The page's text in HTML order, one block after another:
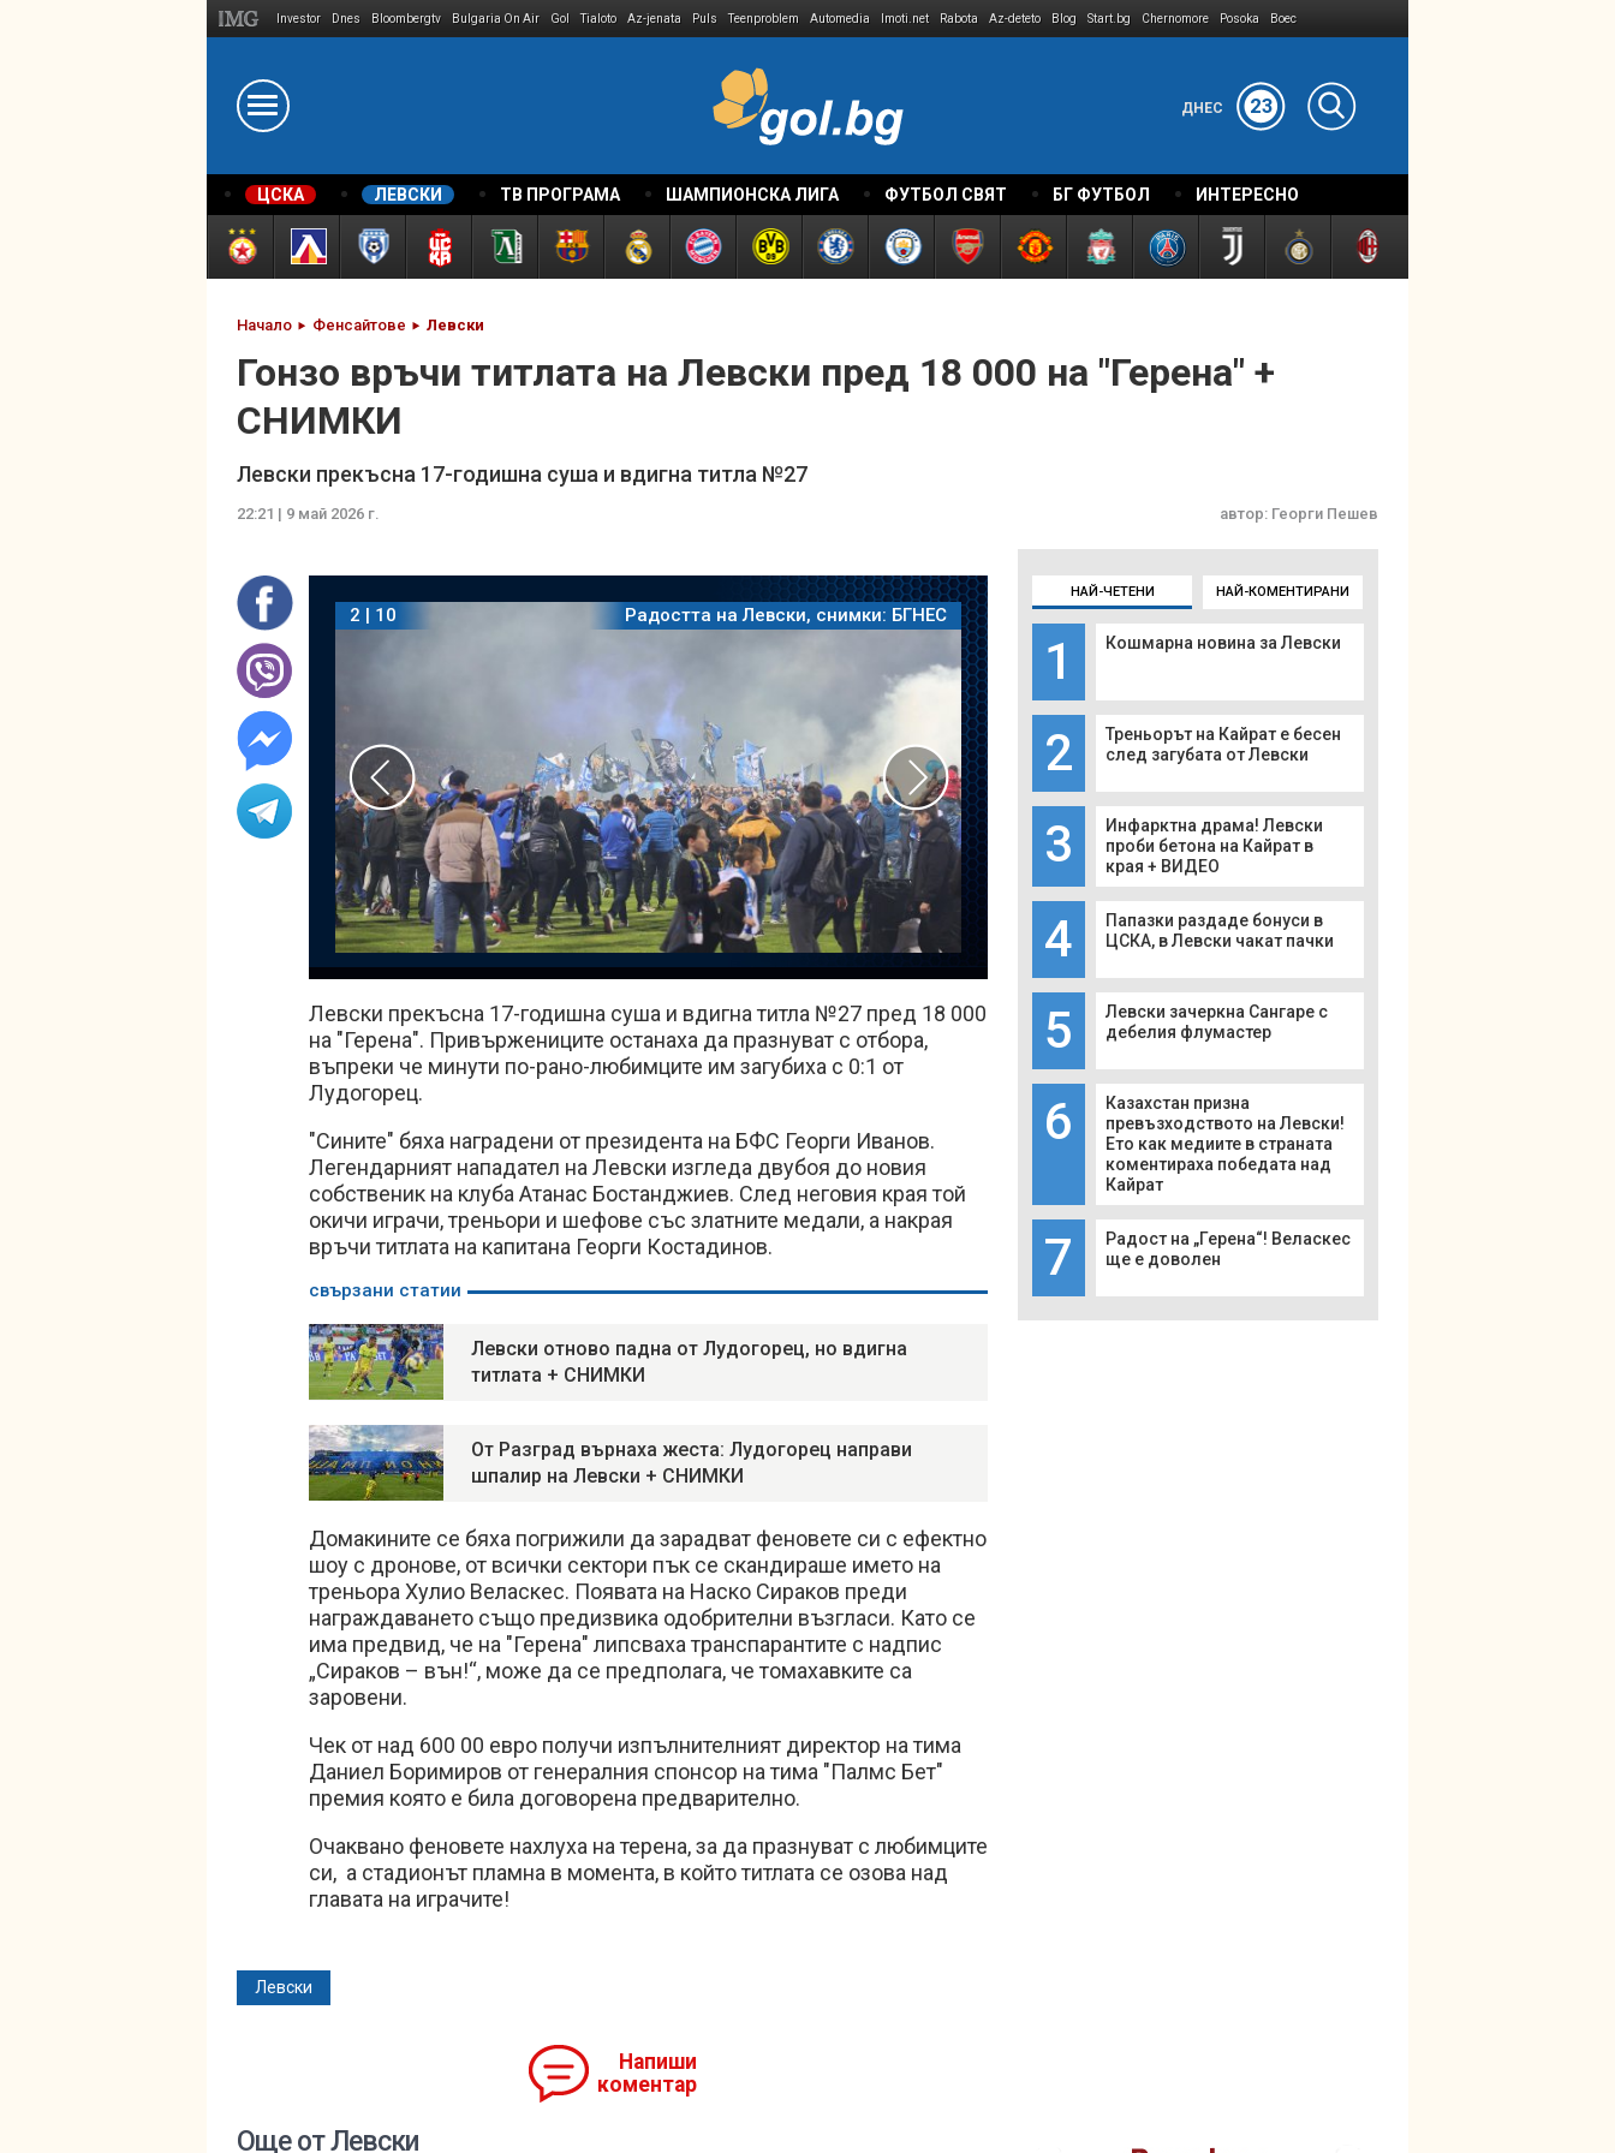
Investor Dnes Bloombergtv Bulgaria On Air Gol Tialoto Az-jenata Puls Teenproblem Automedia Imoti.net Rabota Az-deteto Blog Start.bg Chernomore Posoka Boec
ДНЕС 23
ЦСКА ЛЕВСКИ ТВ ПРОГРАМА ШАМПИОНСКА ЛИГА ФУТБОЛ СВЯТ БГ ФУТБОЛ ИНТЕРЕСНО
Начало Фенсайтове Левски
Гонзо връчи титлата на Левски пред 18 000 на "Герена" +
СНИМКИ
Левски прекъсна 17-годишна суша и вдигна титла №27
22:21 | 9 май 2026 г. автор: Георги Пешев
2 | 10 Радостта на Левски, снимки: БГНЕС
Левски прекъсна 17-годишна суша и вдигна титла №27 пред 18 000
на "Герена". Привържениците останаха да празнуват с отбора,
въпреки че минути по-рано-любимците им загубиха с 0:1 от
Лудогорец.
"Сините" бяха наградени от президента на БФС Георги Иванов.
Легендарният нападател на Левски изгледа двубоя до новия
собственик на клуба Атанас Бостанджиев. След неговия края той
окичи играчи, треньори и шефове със златните медали, а накрая
връчи титлата на капитана Георги Костадинов.
свързани статии
Левски отново падна от Лудогорец, но вдигна
титлата + СНИМКИ
От Разград върнаха жеста: Лудогорец направи
шпалир на Левски + СНИМКИ
Домакините се бяха погрижили да зарадват феновете си с ефектно
шоу с дронове, от всички сектори пък се скандираше името на
треньора Хулио Веласкес. Появата на Наско Сираков преди
награждаването също предизвика одобрителни възгласи. Като се
има предвид, че на "Герена" липсваха транспарантите с надпис
„Сираков – вън!“, може да се предполага, че томахавките са
заровени.
Чек от над 600 00 евро получи изпълнителният директор на тима
Даниел Боримиров от генералния спонсор на тима "Палмс Бет"
премия която е била договорена предварително.
Очаквано феновете нахлуха на терена, за да празнуват с любимците
си, а стадионът пламна в момента, в който титлата се озова над
главата на играчите!
Левски
Напиши
коментар
НАЙ-ЧЕТЕНИ НАЙ-КОМЕНТИРАНИ
1 Кошмарна новина за Левски
2
Треньорът на Кайрат е бесен
след загубата от Левски
3
Инфарктна драма! Левски
проби бетона на Кайрат в
края + ВИДЕО
4
Папазки раздаде бонуси в
ЦСКА, в Левски чакат пачки
5
Левски зачеркна Сангаре с
дебелия флумастер
6
Казахстан призна
превъзходството на Левски!
Ето как медиите в страната
коментираха победата над
Кайрат
7
Радост на „Герена“! Веласкес
ще е доволен
Още от Левски